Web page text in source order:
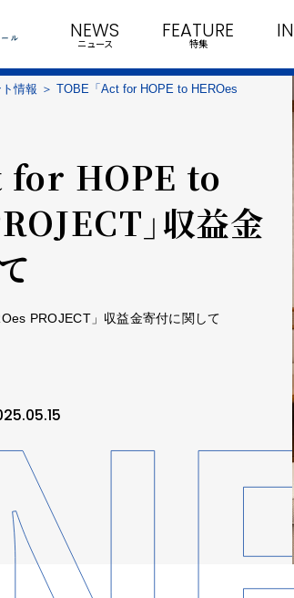
NEWS
ニュース
FEATURE
特集
情報
TOBE「Act for HOPE to HEROes
for HOPE to
」収益金
PROJECT」収益金寄付に関して